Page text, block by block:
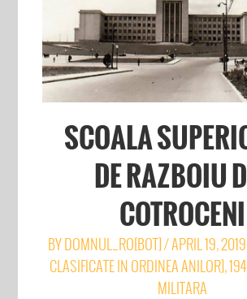
SCOALA
DE RAZBOIU
COTROCENI
BYDOMNUL_RO[BOT]/APRIL 19, 2019
CLASIFICATE IN ORDINEA ANILOR],
MILITARA